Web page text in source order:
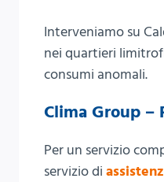
Interveniamo su
nei quartieri
consumi anomali.
Clima Group –
Per un servizio
servizio di